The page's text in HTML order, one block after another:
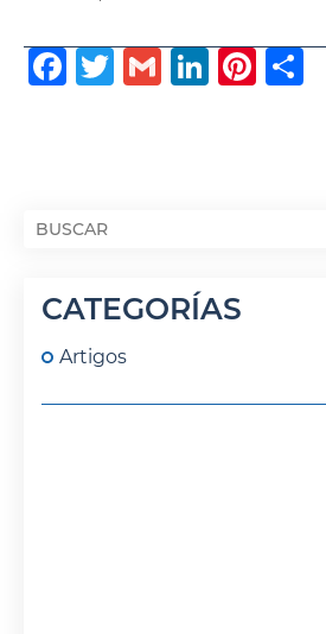
Facebook
Twitter
Gmail
CATEGORÍAS
Artigos